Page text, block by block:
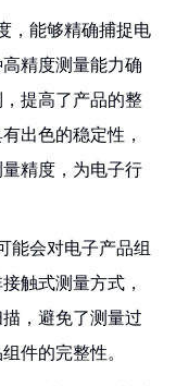
，能够精确捕捉电
精度测量能力确
提高了产品的整
出色的稳定性，
精度，为电子行
能会对电子产品组
触式测量方式，
，避免了测量过
件的完整性。